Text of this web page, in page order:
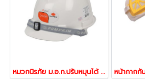
หมวกนิรภัย ม.อ.ก.ปรับหมุนได้ สีขาว 31449